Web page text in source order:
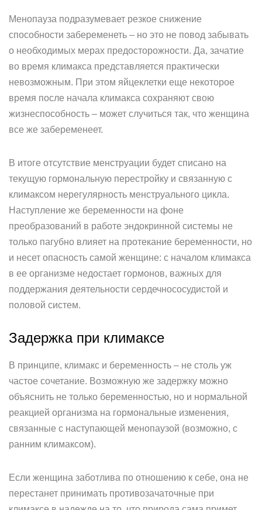
Менопауза подразумевает резкое снижение
способности забеременеть – но это не повод забывать
о необходимых мерах предосторожности. Да, зачатие
во время климакса представляется практически
невозможным. При этом яйцеклетки еще некоторое
время после начала климакса сохраняют свою
жизнеспособность – может случиться так, что женщина
все же забеременеет.
В итоге отсутствие менструации будет списано на
текущую гормональную перестройку и связанную с
климаксом нерегулярность менструального цикла.
Наступление же беременности на фоне
преобразований в работе эндокринной системы не
только пагубно влияет на протекание беременности, но
и несет опасность самой женщине: с началом климакса
в ее организме недостает гормонов, важных для
поддержания деятельности сердечнососудистой и
половой систем.
Задержка при климаксе
В принципе, климакс и беременность – не столь уж
частое сочетание. Возможную же задержку можно
объяснить не только беременностью, но и нормальной
реакцией организма на гормональные изменения,
связанные с наступающей менопаузой (возможно, с
ранним климаксом).
Если женщина заботлива по отношению к себе, она не
перестанет принимать противозачаточные при